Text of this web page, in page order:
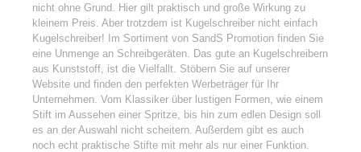
nicht ohne Grund. Hier gilt praktisch und große Wirkung zu
kleinem Preis. Aber trotzdem ist Kugelschreiber nicht einfach
Kugelschreiber! Im Sortiment von SandS Promotion finden Sie
eine Unmenge an Schreibgeräten. Das gute an Kugelschreibern
aus Kunststoff, ist die Vielfallt. Stöbern Sie auf unserer
Website und finden den perfekten Werbeträger für Ihr
Unternehmen. Vom Klassiker über lustigen Formen, wie einem
Stift im Aussehen einer Spritze, bis hin zum edlen Design soll
es an der Auswahl nicht scheitern. Außerdem gibt es auch
noch echt praktische Stifte mit mehr als nur einer Funktion.